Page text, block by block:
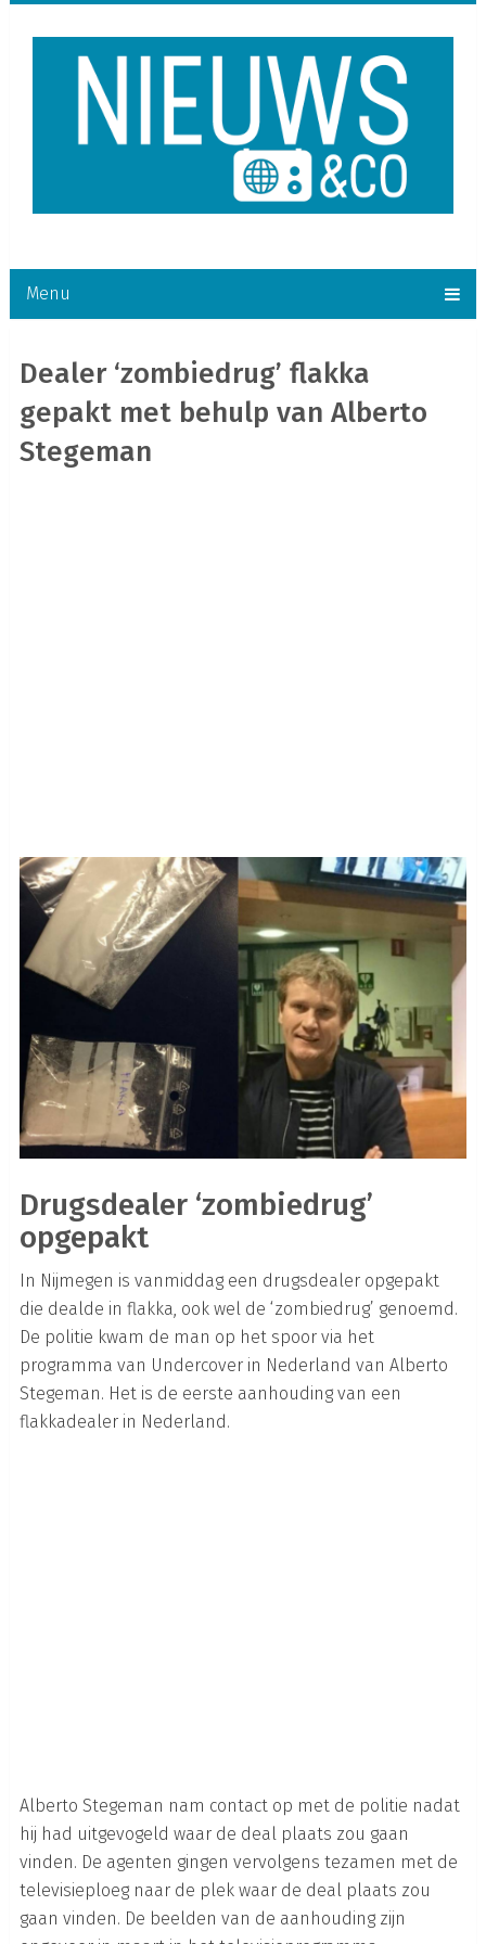
Menu
Dealer ‘zombiedrug’ flakka
gepakt met behulp van Alberto
Stegeman
Drugsdealer ‘zombiedrug’
opgepakt
In Nijmegen is vanmiddag een drugsdealer opgepakt
die dealde in flakka, ook wel de ‘zombiedrug’ genoemd.
De politie kwam de man op het spoor via het
programma van Undercover in Nederland van Alberto
Stegeman. Het is de eerste aanhouding van een
flakkadealer in Nederland.
Alberto Stegeman nam contact op met de politie nadat
hij had uitgevogeld waar de deal plaats zou gaan
vinden. De agenten gingen vervolgens tezamen met de
televisieploeg naar de plek waar de deal plaats zou
gaan vinden. De beelden van de aanhouding zijn